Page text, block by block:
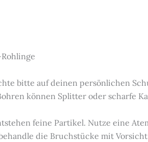
bitte auf deinen persönlichen
können Splitter oder scharfe
feine Partikel. Nutze eine
die Bruchstücke mit